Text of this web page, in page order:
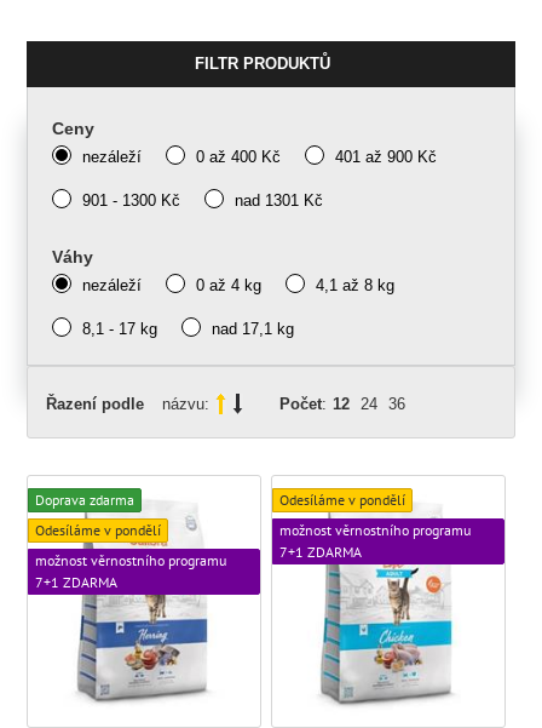
FILTR PRODUKTŮ
Ceny
nezáleží 0 až 400 Kč 401 až 900 Kč
901 - 1300 Kč nad 1301 Kč
Váhy
nezáleží 0 až 4 kg 4,1 až 8 kg
8,1 - 17 kg nad 17,1 kg
Řazení podle názvu: Počet: 12 24 36
Doprava zdarma
Odesíláme v pondělí
možnost věrnostního programu
7+1 ZDARMA
Odesíláme v pondělí
možnost věrnostního programu
7+1 ZDARMA